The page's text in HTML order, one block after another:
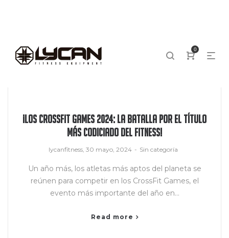
0
¡Los CrossFit Games 2024: La batalla por el título
más codiciado del fitness!
by
lycanfitness 30 mayo, 2024 Sin categoría
Un año más, los atletas más aptos del planeta se
reúnen para competir en los CrossFit Games, el
evento más importante del año en…
Read more